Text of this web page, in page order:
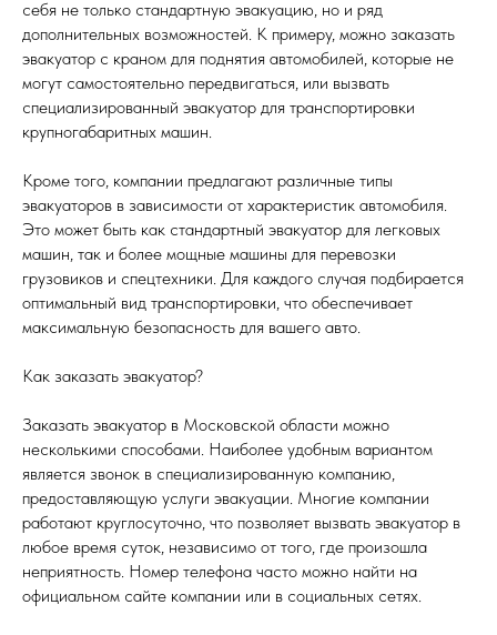
себя не только стандартную эвакуацию, но и ряд
дополнительных возможностей. К примеру, можно заказать
эвакуатор с краном для поднятия автомобилей, которые не
могут самостоятельно передвигаться, или вызвать
специализированный эвакуатор для транспортировки
крупногабаритных машин.
Кроме того, компании предлагают различные типы
эвакуаторов в зависимости от характеристик автомобиля.
Это может быть как стандартный эвакуатор для легковых
машин, так и более мощные машины для перевозки
грузовиков и спецтехники. Для каждого случая подбирается
оптимальный вид транспортировки, что обеспечивает
максимальную безопасность для вашего авто.
Как заказать эвакуатор?
Заказать эвакуатор в Московской области можно
несколькими способами. Наиболее удобным вариантом
является звонок в специализированную компанию,
предоставляющую услуги эвакуации. Многие компании
работают круглосуточно, что позволяет вызвать эвакуатор в
любое время суток, независимо от того, где произошла
неприятность. Номер телефона часто можно найти на
официальном сайте компании или в социальных сетях.